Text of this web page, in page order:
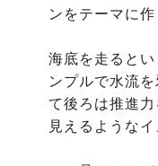
ンをテーマに作
海底を走ると
ンプルで水流
て後ろは推進
見えるような